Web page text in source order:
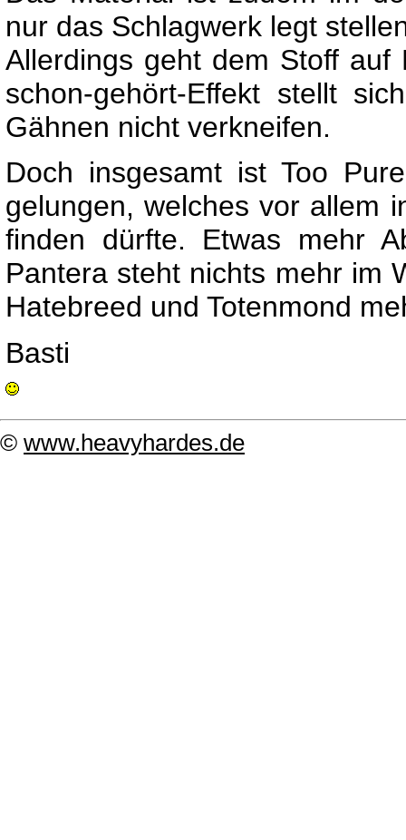
nur das Schlagwerk legt
Allerdings geht dem Stoff
schon-gehört-Effekt stellt
Gähnen nicht verkneifen.
Doch insgesamt ist Too
gelungen, welches vor allem
finden dürfte. Etwas mehr
Pantera steht nichts mehr im
Hatebreed und Totenmond
Basti
© www.heavyhardes.de